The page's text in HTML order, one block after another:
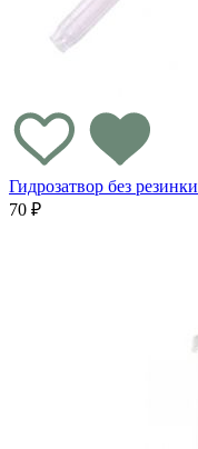
Гидрозатвор без резинки
70 ₽